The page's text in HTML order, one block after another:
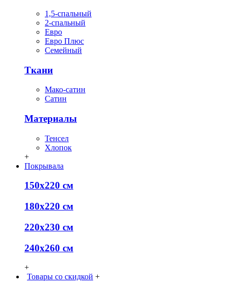
1,5-спальный
2-спальный
Евро
Евро Плюс
Семейный
Ткани
Мако-сатин
Сатин
Материалы
Тенсел
Хлопок
+
Покрывала
150х220 см
180х220 см
220х230 см
240х260 см
+
Товары со скидкой +